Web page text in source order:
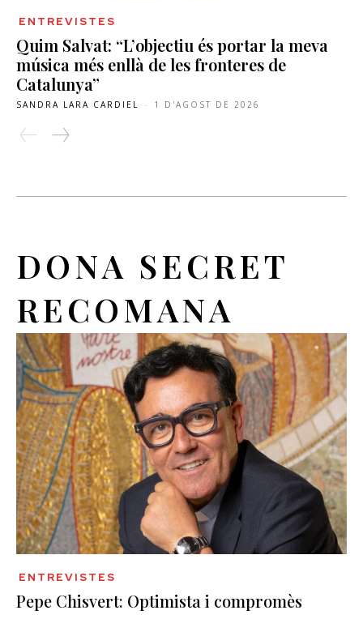
ENTREVISTES
Quim Salvat: “L’objectiu és portar la meva
música més enllà de les fronteres de
Catalunya”
SANDRA LARA CARDIEL - 1 D'AGOST DE 2026
DONA SECRET
RECOMANA
ENTREVISTES
Pepe Chisvert: Optimista i compromès